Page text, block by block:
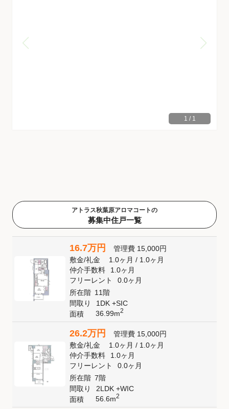
1 / 1
アトラス秋葉原アロマコートの
募集中住戸一覧
16.7万円 管理費 15,000円
敷金/礼金 1.0ヶ月/ 1.0ヶ月
仲介手数料
1.0ヶ月
フリーレント
0.0ヶ月
所在階 11階
間取り
1DK +SIC
面積
36.99m2
26.2万円 管理費 15,000円
敷金/礼金 1.0ヶ月/ 1.0ヶ月
仲介手数料
1.0ヶ月
フリーレント
0.0ヶ月
所在階 7階
間取り
2LDK +WIC
面積
56.6m2